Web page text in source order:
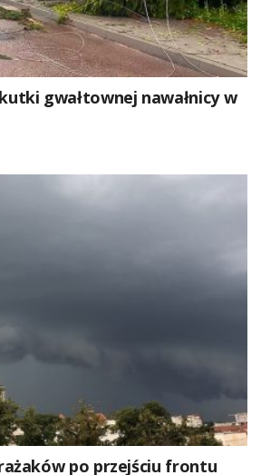
gwałtownej nawałnicy w
po przejściu frontu